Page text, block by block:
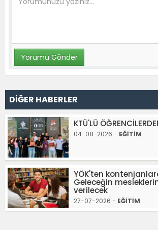
DİĞER HABERLER
KTÜ'LÜ
04-08-2026 - EĞİTİM
YÖK'ten
Geleceğin
verilecek
27-07-2026 - EĞİTİM